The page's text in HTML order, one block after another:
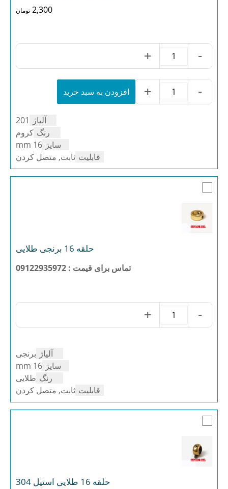
2,300 تومان
حلقه
16
بدون
201
-
+
حلقه
16
-
+ افزودن به سبد خرید
آلیاژ 201
رنگ کروم
سایز 16 mm
قابلیت ثابت, متصل کردن
حلقه 16 برنجی طلایی
تماس برای قیمت : 09122935972
حلقه
16
-
+
آلیاژ برنجی
سایز 16 mm
رنگ طلایی
قابلیت ثابت, متصل کردن
حلقه 16 طلایی استیل 304